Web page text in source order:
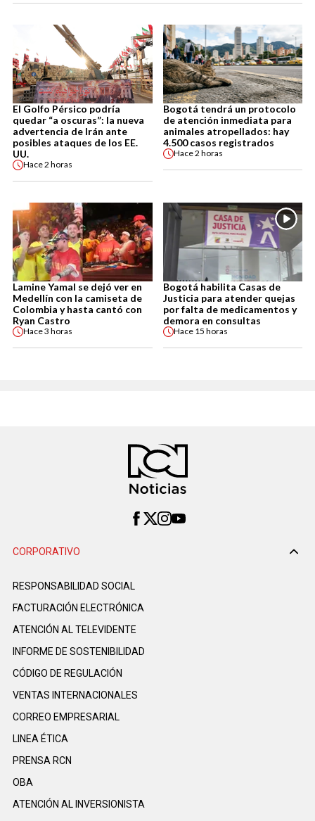
El Golfo Pérsico podría
quedar “a oscuras”: la nueva
advertencia de Irán ante
posibles ataques de los EE.
UU.
Hace2 horas
Bogotá tendrá un protocolo
de atención inmediata para
animales atropellados: hay
4.500 casos registrados
Hace2 horas
Lamine Yamal se dejó ver en
Medellín con la camiseta de
Colombia y hasta cantó con
Ryan Castro
Hace3 horas
Bogotá habilita Casas de
Justicia para atender quejas
por falta de medicamentos y
demora en consultas
Hace 15 horas
CORPORATIVO
RESPONSABILIDAD SOCIAL
FACTURACIÓN ELECTRÓNICA
ATENCIÓN AL TELEVIDENTE
INFORME DE SOSTENIBILIDAD
CÓDIGO DE REGULACIÓN
VENTAS INTERNACIONALES
CORREO EMPRESARIAL
LINEA ÉTICA
PRENSA RCN
OBA
ATENCIÓN AL INVERSIONISTA